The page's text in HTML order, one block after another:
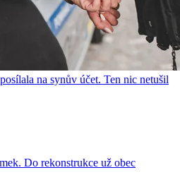
na synův účet. Ten nic netušil
Do rekonstrukce už obec